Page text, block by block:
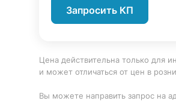
Запросить КП
Цена действительна только для
и может отличаться от цен в
Вы можете направить запрос на